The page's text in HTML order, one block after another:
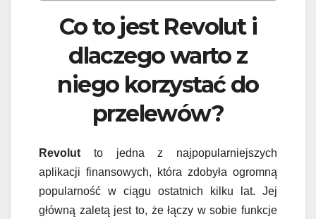
Co to jest Revolut i
dlaczego warto z
niego korzystać do
przelewów?
Revolut to jedna z najpopularniejszych
aplikacji finansowych, która zdobyła ogromną
popularność w ciągu ostatnich kilku lat. Jej
główną zaletą jest to, że łączy w sobie funkcje